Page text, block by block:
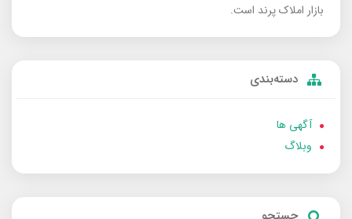
بازار املاک پرند است.
دسته‌بندی
آگهی ها
وبلاگ